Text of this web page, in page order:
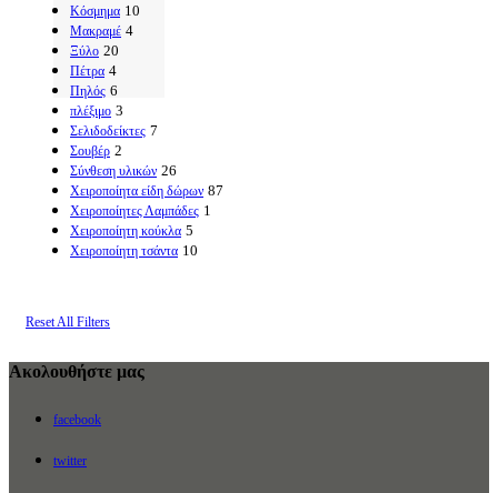
Κόσμημα 10
Μακραμέ 4
Ξύλο 20
Πέτρα 4
Πηλός 6
πλέξιμο 3
Σελιδοδείκτες 7
Σουβέρ 2
Σύνθεση υλικών 26
Χειροποίητα είδη δώρων 87
Χειροποίητες Λαμπάδες 1
Χειροποίητη κούκλα 5
Χειροποίητη τσάντα 10
Reset All Filters
Ακολουθήστε μας
facebook
twitter